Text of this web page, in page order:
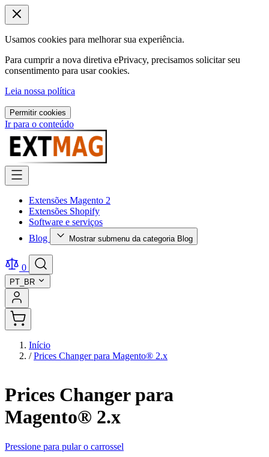
Usamos cookies para melhorar sua experiência.
Para cumprir a nova diretiva ePrivacy, precisamos solicitar seu
consentimento para usar cookies.
Leia nossa política
Permitir cookies
Ir para o conteúdo
Extensões Magento 2
Extensões Shopify
Software e serviços
Blog
Mostrar submenu da categoria Blog
0
PT_BR
Início
/ Prices Changer para Magento® 2.x
Prices Changer para
Magento® 2.x
Pressione para pular o carrossel